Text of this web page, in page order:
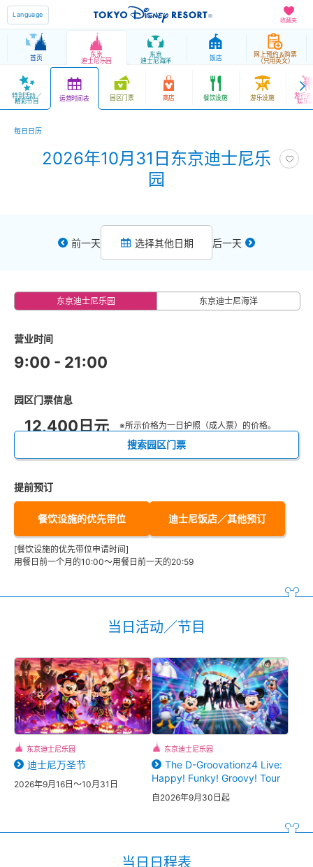
收藏夹
Language
首页 东京
迪士尼乐园
东京
迪士尼海洋 饭店 网上预约＆购票
（只用英文）
特别活动／
精彩节目 运营时间表 园区门票 商店 餐饮设施 游乐设施 游行
娱乐
每日日历
2026年10月31日东京迪士尼乐
园
前一天 选择其他日期 后一天
东京迪士尼乐园 东京迪士尼海洋
营业时间
9:00 - 21:00
园区门票信息
12,400日元 ※所示价格为一日护照（成人票）的价格。
搜索园区门票
提前预订
餐饮设施的优先带位 迪士尼饭店／其他预订
[餐饮设施的优先带位申请时间]
用餐日前一个月的10:00～用餐日前一天的20:59
当日活动／节目
东京迪士尼乐园
迪士尼万圣节
2026年9月16日～10月31日
东京迪士尼乐园
The D-Groovationz4 Live:
Happy! Funky! Groovy! Tour
自2026年9月30日起
当日日程表